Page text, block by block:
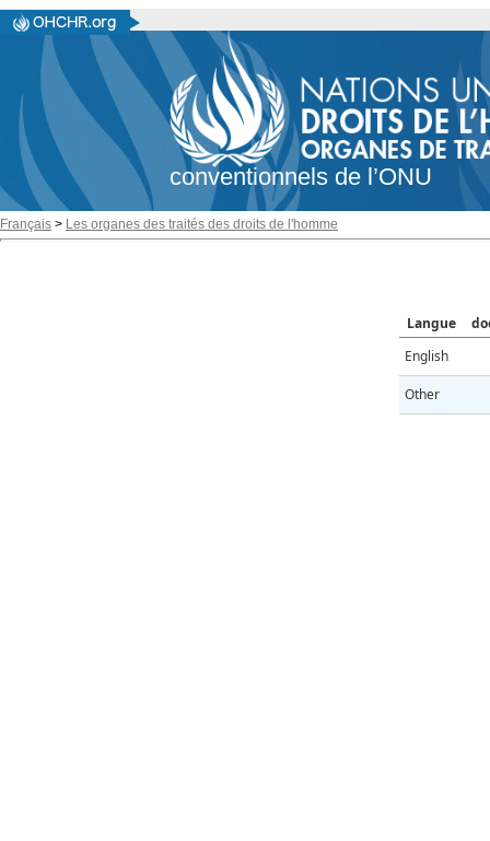
conventionnels de l’ONU
Français > Les organes des traités des droits de l'homme
Langue
English
Other